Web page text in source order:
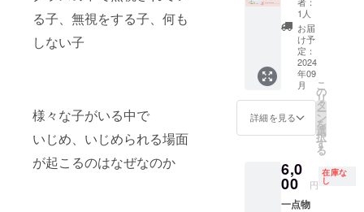
る子、無視をする子、何も
しない子
様々な子がいる中で
いじめ、いじめられる場面
が起こるのはなぜなのか
-----------
--------
・※支援
者の方
から支
援時
に、別
途ご協
（7％＋
税）を
りま
す。 ・
なお、1
間） ●
お好き
なカ
ラーで
作るブ
ローチ
ピン
8,800円
-----------
--------
・※支援
から支
援時
に、別
者の方
から支
援時
に、別
途ご協
力費
（7％＋
いただ
いてお
なお、1
支援あ
たり別
用料
（※）が
発生い
たしま
す。
（※）シ
ステム
利用料
支援金
額が1万
合：228
円＋消
費税22
円
す 有
効期
限：
2024年
11月～
2025年
6月 ※詳
細につ
きまし
にてご
連絡致
しま
す。 ----
を演出
する作
品です
高い
技術を
持った
職人た
ちによ
る繊細
ぱいの
素材感
が ど
こにも
在住の
認定講
師によ
る作品
です。
・・・
・・ ロ
ザフィ
の小さ
なバラ
が３
ボンと
コット
ンパー
ルで繋
1人
お届
け予
定：
2024
年09
月
詳細を見る
こ
の
リ
タ
ー
ン
を
選
択
す
る
6,0
00 円
在庫な
し
一点物